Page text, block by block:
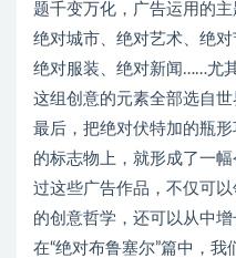
题千变万化，广告运用的
绝对城市、绝对艺术、绝对
绝对服装、绝对新闻……尤
这组创意的元素全部选自
最后，把绝对伏特加的瓶
的标志物上，就形成了一幅
过这些广告作品，不仅可
的创意哲学，还可以从中
在“绝对布鲁塞尔”篇中，